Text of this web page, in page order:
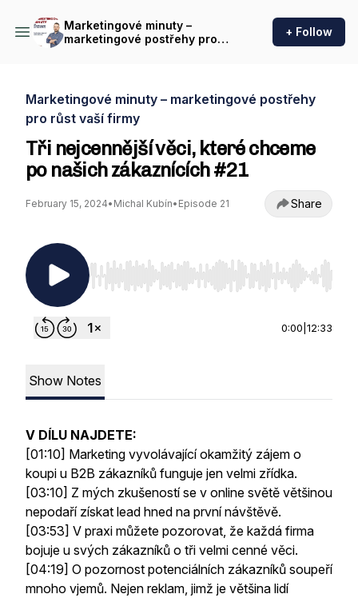
Marketingové minuty –
marketingové postřehy pro
+ Follow
Marketingové minuty – marketingové postřehy
pro růst vaší firmy
Tři nejcennější věci, které chceme
po našich zákaznících #21
February 15, 2024• Michal Kubín• Episode 21 Share
Use Left/Right to seek, Home/End to jump to
0:00 12:33
Show Notes
V DÍLU NAJDETE:
[01:10] Marketing vyvolávající okamžitý zájem o
koupi u B2B zákazníků funguje jen velmi zřídka.
[03:10] Z mých zkušeností se v online světě většinou
nepodaří získat lead hned na první návštěvě.
[03:53] V praxi můžete pozorovat, že každá firma
bojuje u svých zákazníků o tři velmi cenné věci.
[04:19] O pozornost potenciálních zákazníků soupeří
mnoho vjemů. Nejen reklam, jimž je většina lidí